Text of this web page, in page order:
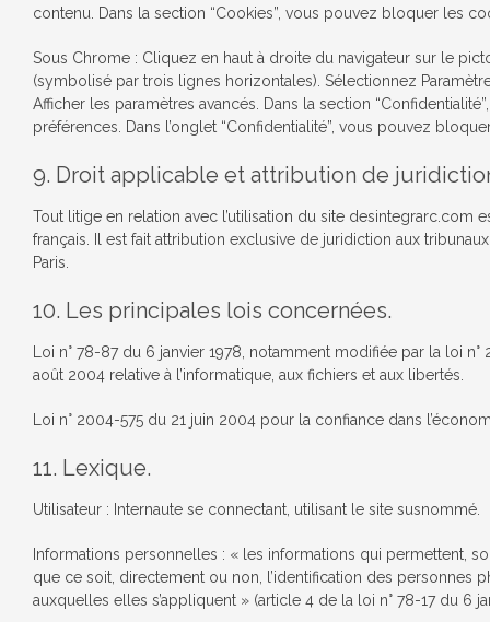
contenu. Dans la section “Cookies”, vous pouvez bloquer les
Sous Chrome : Cliquez en haut à droite du navigateur sur le
(symbolisé par trois lignes horizontales). Sélectionnez
Afficher les paramètres avancés. Dans la section
préférences. Dans l’onglet “Confidentialité”, vous pouvez
9. Droit applicable et attribution de
Tout litige en relation avec l’utilisation du site desintegrarc.com
français. Il est fait attribution exclusive de juridiction aux
Paris.
10. Les principales lois concernées.
Loi n° 78-87 du 6 janvier 1978, notamment modifiée par la loi
août 2004 relative à l’informatique, aux fichiers et aux libertés.
Loi n° 2004-575 du 21 juin 2004 pour la confiance dans
11. Lexique.
Utilisateur : Internaute se connectant, utilisant le site susnommé.
Informations personnelles : « les informations qui permettent,
que ce soit, directement ou non, l’identification des personnes
auxquelles elles s’appliquent » (article 4 de la loi n° 78-17 du 6